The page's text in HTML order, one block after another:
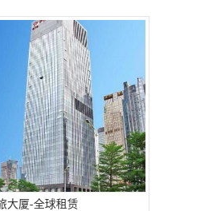
大厦-全球租赁